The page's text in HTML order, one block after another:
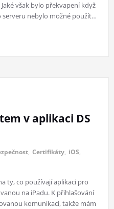
však bylo překvapení když
serveru nebylo možné použít…
v aplikaci DS
, Certifikáty, iOS,
ty, co používají aplikaci pro
na iPadu. K přihlašování
komunikaci, takže mám